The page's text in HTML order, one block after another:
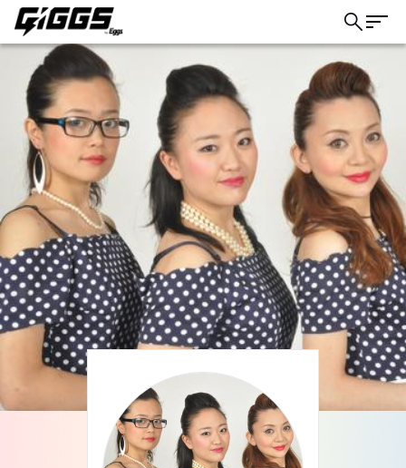
ライブ体験をもっと楽しく、もっと便利
に。
こちら